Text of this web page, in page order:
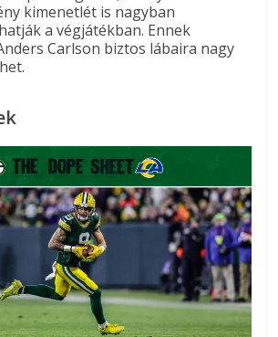
kimenetlét is nagyban
a végjátékban. Ennek
Carlson biztos lábaira nagy